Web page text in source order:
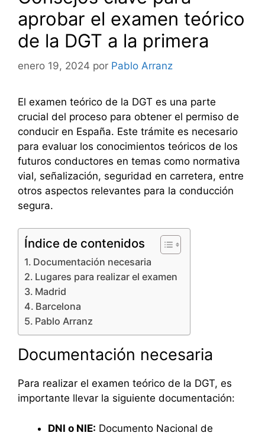
aprobar el examen teórico
de la DGT a la primera
enero 19, 2024 por Pablo Arranz
El examen teórico de la DGT es una parte
crucial del proceso para obtener el permiso de
conducir en España. Este trámite es necesario
para evaluar los conocimientos teóricos de los
futuros conductores en temas como normativa
vial, señalización, seguridad en carretera, entre
otros aspectos relevantes para la conducción
segura.
Índice de contenidos
Documentación necesaria
Lugares para realizar el examen
Madrid
Barcelona
Pablo Arranz
Documentación necesaria
Para realizar el examen teórico de la DGT, es
importante llevar la siguiente documentación:
DNI o NIE: Documento Nacional de